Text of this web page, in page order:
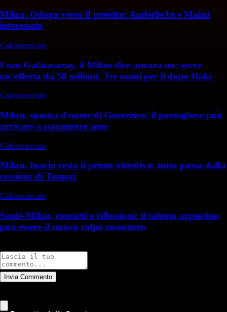
Milan, Odogu verso il prestito: Anderlecht e Mainz
interessate
Calciomercato
Leao-Galatasaray, il Milan dice ancora no: serve
un'offerta da 50 milioni. Tre nomi per il dopo Rafa
Calciomercato
Milan, spunta il nome di Guerreiro: il portoghese può
arrivare a parametro zero
Calciomercato
Milan, Inacio resta il primo obiettivo: tutto passa dalla
cessione di Tomori
Calciomercato
Soulé-Milan, contatti e riflessioni: il talento argentino
può essere il nuovo colpo rossonero
Invia Commento